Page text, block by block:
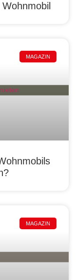
MAGAZIN
MAGAZIN